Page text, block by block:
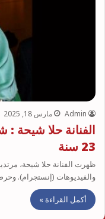
Admin مارس 18, 2025
الفنانة حلا شيحة
23 سنة
ظهرت الفنانة حلا شيحة،
والفيديوهات (إنستجرام).
أكمل القراءة »